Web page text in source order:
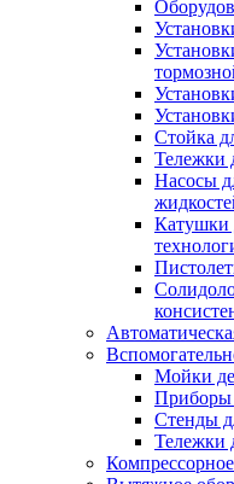
Стойка
Тележки
Насосы
Катушки
Мойки
Приборы
Стенды
Тележки